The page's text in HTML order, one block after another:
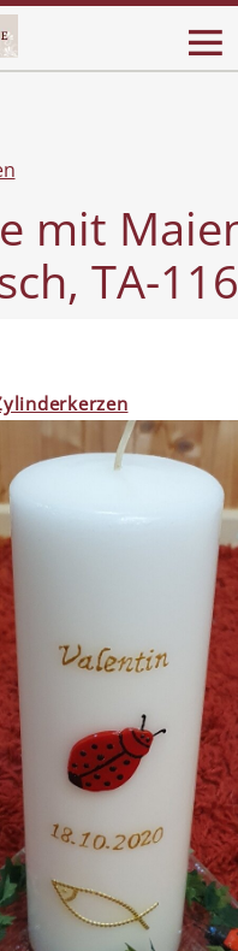
mit
TA-116